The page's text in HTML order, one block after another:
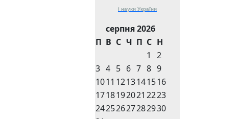
і науки України
серпня 2026
П В С Ч П С Н
1
2
3 4 5 6 7 8 9
1011 1213141516
1718192021 2223
24252627282930